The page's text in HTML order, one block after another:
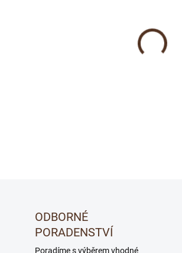
ODBORNÉ
PORADENSTVÍ
Poradíme s výběrem vhodné